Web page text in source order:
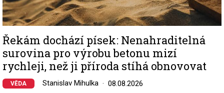
Řekám dochází písek: Nenahraditelná
surovina pro výrobu betonu mizí
rychleji, než ji příroda stíhá obnovovat
VĚDA Stanislav Mihulka 08.08.2026